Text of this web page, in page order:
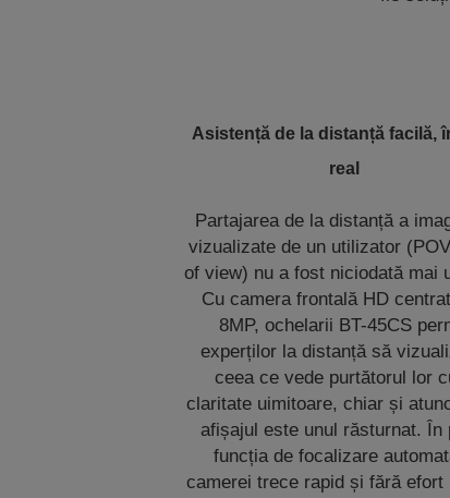
Asistență de la distanță facilă,
real
Partajarea de la distanță a
vizualizate de un utilizator
of view) nu a fost niciodată mai
Cu camera frontală HD
8MP, ochelarii BT-45CS
experților la distanță să
ceea ce vede purtătorul lor
claritate uimitoare, chiar și
afișajul este unul răsturnat. În
funcția de focalizare
camerei trece rapid și fără efort